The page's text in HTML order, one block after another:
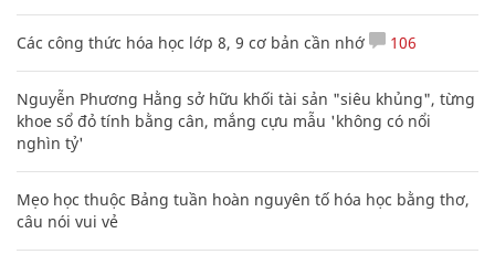
Các công thức hóa học lớp 8, 9 cơ bản cần nhớ 106
Nguyễn Phương Hằng sở hữu khối tài sản "siêu khủng", từng
khoe sổ đỏ tính bằng cân, mắng cựu mẫu 'không có nổi
nghìn tỷ'
Mẹo học thuộc Bảng tuần hoàn nguyên tố hóa học bằng thơ,
câu nói vui vẻ